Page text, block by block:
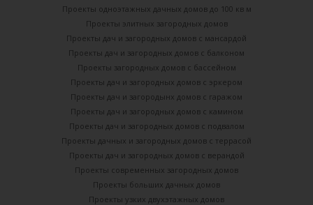
Проекты одноэтажных дачных домов до 100 кв м
Проекты элитных загородных домов
Проекты дач и загородных домов с мансардой
Проекты дач и загородных домов с балконом
Проекты загородных домов с бассейном
Проекты дач и загородных домов с эркером
Проекты дач и загородынх домов с гаражом
Проекты дач и загородных домов с камином
Проекты дач и загородных домов с подвалом
Проекты дачных и загородных домов с террасой
Проекты дач и загородных домов с верандой
Проекты современных загородных домов
Проекты больших дачных домов
Проекты узких двухэтажных домов